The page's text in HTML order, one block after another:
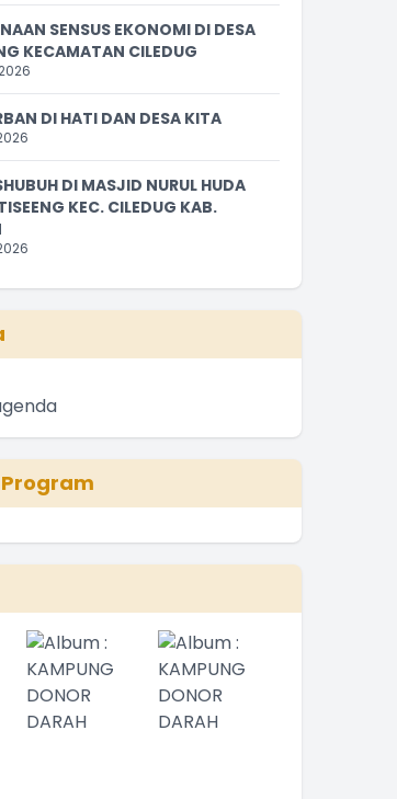
SENSUS EKONOMI DI DESA
KECAMATAN CILEDUG
DI HATI DAN DESA KITA
DI MASJID NURUL HUDA
KEC. CILEDUG KAB.